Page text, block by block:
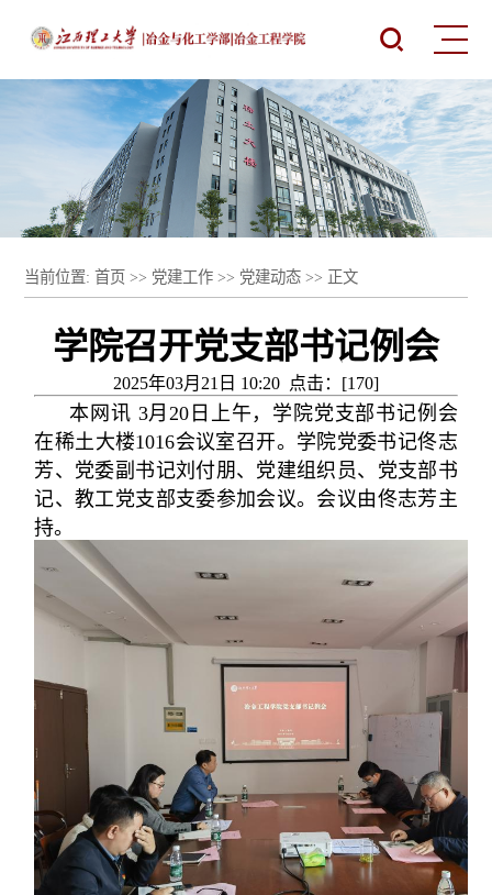
当前位置:首页 >> 党建工作 >> 党建动态 >> 正文
学院召开党支部书记例会
2025年03月21日 10:20 点击：[170]
本网讯 3月20日上午，学院党支部书记例会
在稀土大楼1016会议室召开。学院党委书记佟志
芳、党委副书记刘付朋、党建组织员、党支部书
记、教工党支部支委参加会议。会议由佟志芳主
持。